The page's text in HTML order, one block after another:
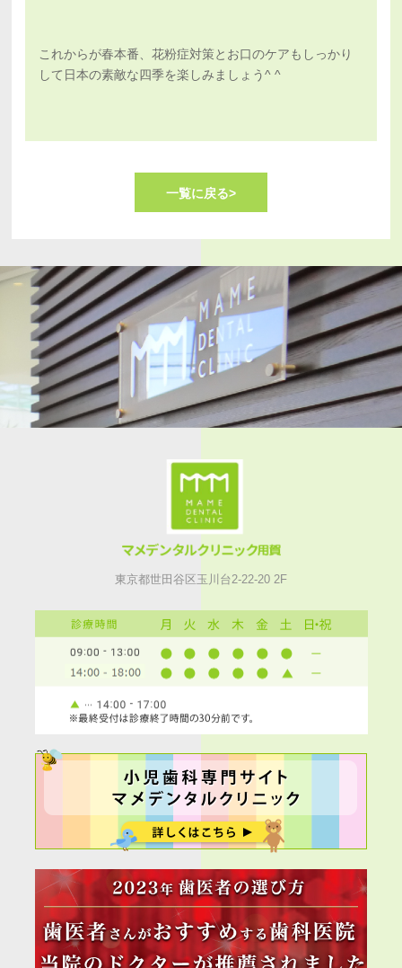
これからが春本番、花粉症対策とお口のケアもしっかり
して日本の素敵な四季を楽しみましょう^ ^
一覧に戻る>
東京都世田谷区玉川台2-22-20 2F